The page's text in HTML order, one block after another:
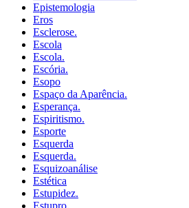
Epistemologia
Eros
Esclerose.
Escola
Escola.
Escória.
Esopo
Espaço da Aparência.
Esperança.
Espiritismo.
Esporte
Esquerda
Esquerda.
Esquizoanálise
Estética
Estupidez.